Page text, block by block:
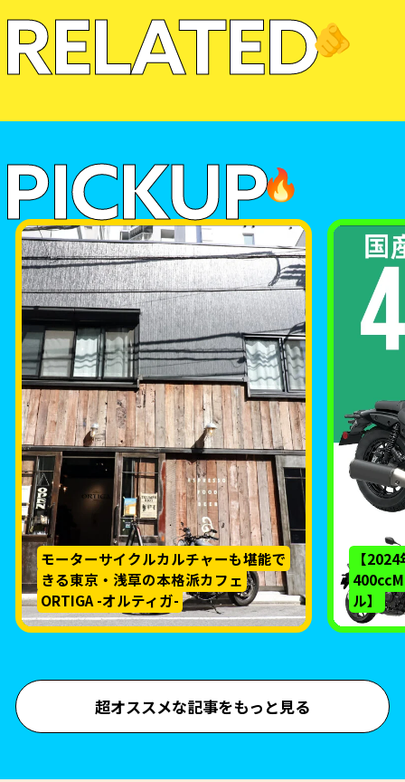
RELATED🫵
PICKUP🔥
モーターサイクルカルチャーも堪能で
きる東京・浅草の本格派カフェ
ORTIGA -オルティガ-
【
ル】
超オススメな記事をもっと見る